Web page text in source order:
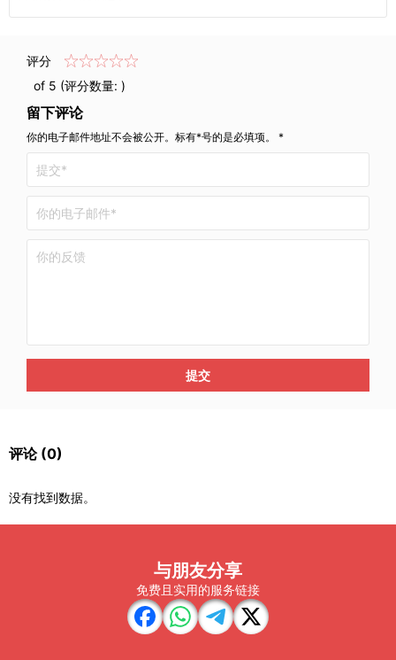
评分
of 5 (评分数量: )
留下评论
你的电子邮件地址不会被公开。标有*号的是必填项。 *
提交
评论 (0)
没有找到数据。
与朋友分享
免费且实用的服务链接